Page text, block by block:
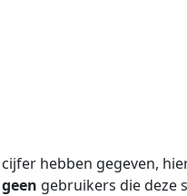
hebben gegeven,
geen gebruikers die deze